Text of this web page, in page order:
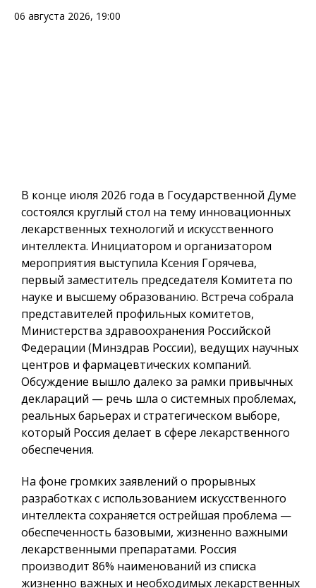
06 августа 2026, 19:00
В конце июля 2026 года в Государственной Думе
состоялся круглый стол на тему инновационных
лекарственных технологий и искусственного
интеллекта. Инициатором и организатором
мероприятия выступила Ксения Горячева,
первый заместитель председателя Комитета по
науке и высшему образованию. Встреча собрала
представителей профильных комитетов,
Министерства здравоохранения Российской
Федерации (Минздрав России), ведущих научных
центров и фармацевтических компаний.
Обсуждение вышло далеко за рамки привычных
деклараций — речь шла о системных проблемах,
реальных барьерах и стратегическом выборе,
который Россия делает в сфере лекарственного
обеспечения.
На фоне громких заявлений о прорывных
разработках с использованием искусственного
интеллекта сохраняется острейшая проблема —
обеспеченность базовыми, жизненно важными
лекарственными препаратами. Россия
производит 86% наименований из списка
жизненно важных и необходимых лекарственных